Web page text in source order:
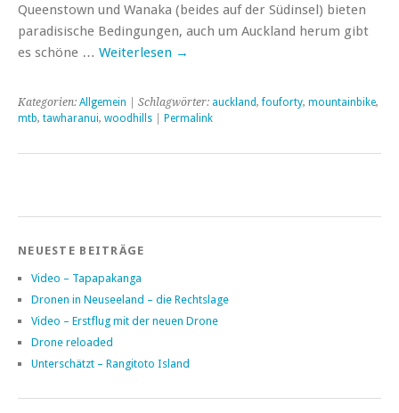
Queenstown und Wanaka (beides auf der Südinsel) bieten
paradisische Bedingungen, auch um Auckland herum gibt
es schöne … Weiterlesen →
Kategorien: Allgemein | Schlagwörter: auckland,fouforty, mountainbike,
mtb, tawharanui, woodhills Permalink
NEUESTE BEITRÄGE
Video – Tapapakanga
Dronen in Neuseeland – die Rechtslage
Video – Erstflug mit der neuen Drone
Drone reloaded
Unterschätzt – Rangitoto Island